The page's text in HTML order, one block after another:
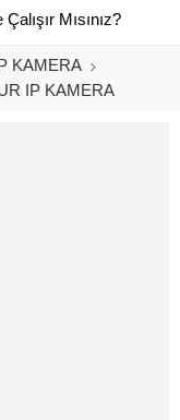
Mısınız?
IP KAMERA
IP KAMERA